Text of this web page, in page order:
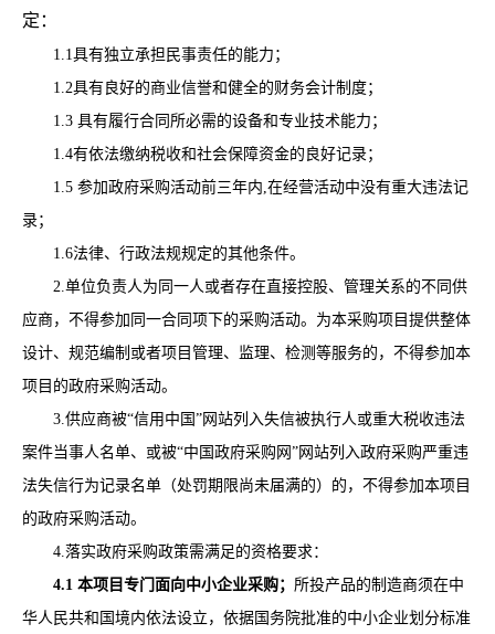
定：
1.1具有独立承担民事责任的能力；
1.2具有良好的商业信誉和健全的财务会计制度；
1.3 具有履行合同所必需的设备和专业技术能力；
1.4有依法缴纳税收和社会保障资金的良好记录；
1.5 参加政府采购活动前三年内,在经营活动中没有重大违法记
录；
1.6法律、行政法规规定的其他条件。
2. 单位负责人为同一人或者存在直接控股、管理关系的不同供
应商，不得参加同一合同项下的采购活动。为本采购项目提供整体
设计、规范编制或者项目管理、监理、检测等服务的，不得参加本
项目的政府采购活动。
3.供应商被“信用中国”网站列入失信被执行人或重大税收违法
案件当事人名单、或被“中国政府采购网”网站列入政府采购严重违
法失信行为记录名单（处罚期限尚未届满的）的，不得参加本项目
的政府采购活动。
4. 落实政府采购政策需满足的资格要求：
4.1 本项目专门面向中小企业采购； 所投产品的制造商须在中
华人民共和国境内依法设立，依据国务院批准的中小企业划分标准